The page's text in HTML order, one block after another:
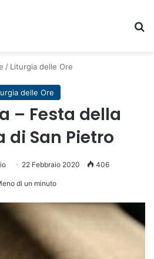
/ Liturgia delle Ore
delle Ore
– Festa della
di San Pietro
22 Febbraio 2020 406
di un minuto